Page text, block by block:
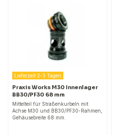
Lieferzeit 2-3 Tagen
Praxis Works M30 Innenlager
BB30/PF30 68 mm
Mittelteil für Straßenkurbeln mit
Achse M30 und BB30/PF30-Rahmen,
Gehäusebreite 68 mm.